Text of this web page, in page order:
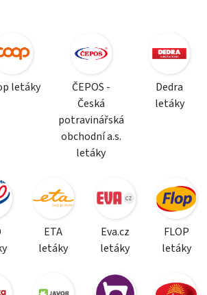
letáky
ČEPOS -
Česká
potravinářská
obchodní a.s.
letáky
Dedra
letáky
ETA
letáky
Eva.cz
letáky
FLOP
letáky